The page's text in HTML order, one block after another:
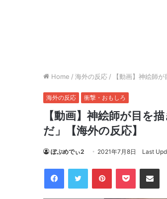
Home / 海外の反応 / 【動画】神絵師
海外の反応 衝撃・おもしろ
【動画】神絵師が目を
だ」【海外の反応】
ぽぷめでぃ2 2021年7月8日 Last
FacebookTwitter PinterestPocket Share